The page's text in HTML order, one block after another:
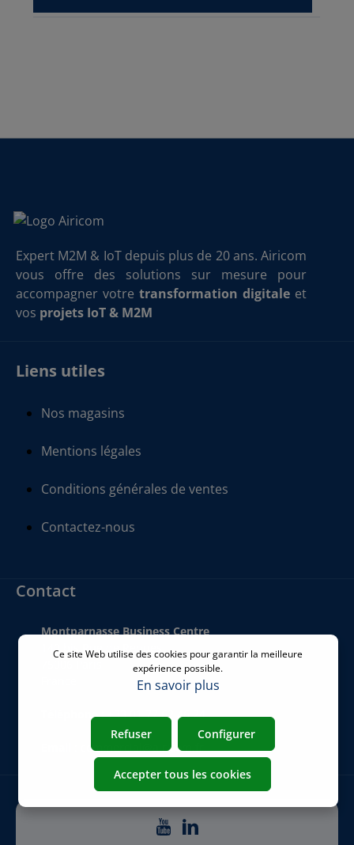
Expert M2M & IoT depuis plus de 20 ans. Airicom
vous offre des solutions sur mesure pour
accompagner votre transformation digitale et
vos projets IoT & M2M
Liens utiles
Nos magasins
Mentions légales
Conditions générales de ventes
Contactez-nous
Contact
Montparnasse Business Centre
140 bis Rue de Rennes
Téléphone:+33 01 77 62 46 24
commercial@airicom.fr
Ce site Web utilise des cookies pour garantir la meilleure
expérience possible.
En savoir plus
Refuser Configurer
Accepter tous les cookies